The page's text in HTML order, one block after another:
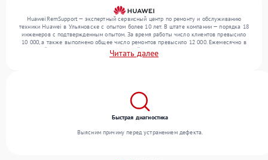
HuaweiRemSupport — экспертный сервисный центр по ремонту и обслуживанию
техники Huawei в Ульяновске с опытом более 10 лет. В штате компании — порядка 18
инженеров с подтвержденным опытом. За время работы число клиентов превысило
10 000, а также выполнено общее число ремонтов превысило 12 000. Ежемесячно в
сервисный центр поступает более 300 устройств, включая , , . Мы работаем с широким
спектром неисправностей и предлагаем стабильный уровень сервиса благодаря
Читать далее
Быстрая диагностика
Выясним причину перед устранением дефекта.